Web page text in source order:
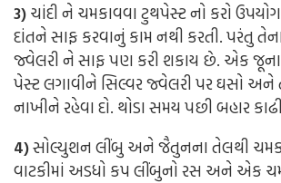
3)ચાંદી ને ચમકાવવા ટુથપેસ્ટ નો કરો
દાંતને સાફ કરવાનું કામ નથી કરતી. પરંતુ
જ્વેલરી ને સાફ પણ કરી શકાય છે. એક જૂના
પેસ્ટ લગાવીને સિલ્વર જ્વેલરી પર ઘસો અને
નાખીને રહેવા દો. થોડા સમય પછી બહાર
4)સોલ્યુશન લીંબુ અને જૈતુનના તેલથી
વાટકીમાં અડધો કપ લીંબુનો રસ અને એક